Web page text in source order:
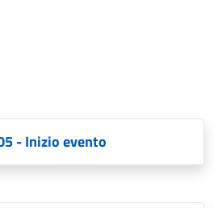
- Inizio evento